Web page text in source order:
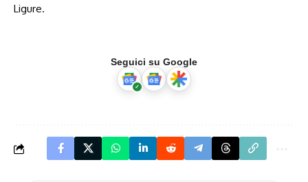
Ligure.
Seguici su Google